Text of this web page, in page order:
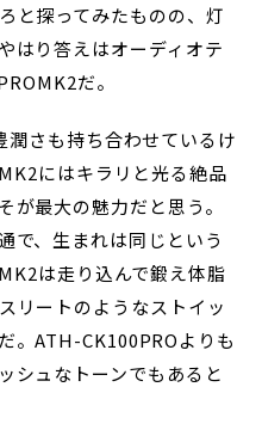
と探ってみたものの、灯
はり答えはオーディオテ
だ。
さも持ち合わせているけ
にはキラリと光る絶品
が最大の魅力だと思う。
で、生まれは同じという
は走り込んで鍛え体脂
リートのようなストイッ
。ATH-CK100PROよりも
シュなトーンでもあると